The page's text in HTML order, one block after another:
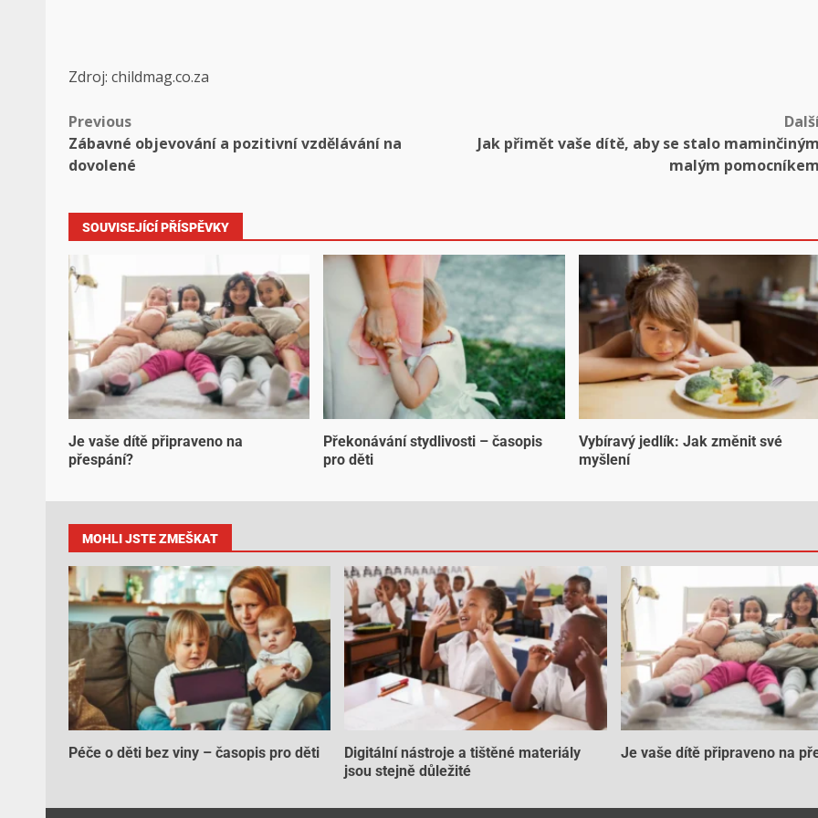
Zdroj: childmag.co.za
Previous
Zábavné objevování a pozitivní vzdělávání na
dovolené
Jak přimět vaše dítě, aby se stalo maminčiným
malým pomocníkem
SOUVISEJÍCÍ PŘÍSPĚVKY
Je vaše dítě připraveno na
přespání?
Překonávání stydlivosti – časopis
pro děti
Vybíravý jedlík: Jak změnit své
myšlení
MOHLI JSTE ZMEŠKAT
Péče o děti bez viny – časopis pro děti
Digitální nástroje a tištěné materiály
jsou stejně důležité
Je vaše dítě připraveno na